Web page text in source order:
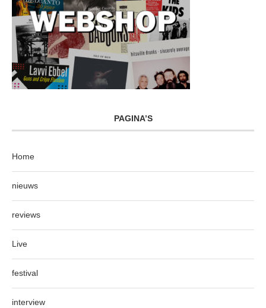
PAGINA’S
Home
nieuws
reviews
Live
festival
interview